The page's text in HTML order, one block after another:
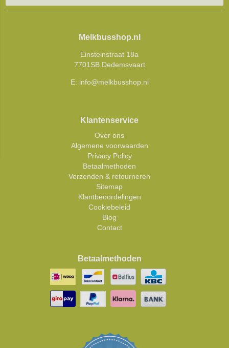
Melkbusshop.nl
Einsteinstraat 18a
7701SB Dedemsvaart
E: info@melkbusshop.nl
Klantenservice
Over ons
Algemene voorwaarden
Privacy Policy
Betaalmethoden
Verzenden & retourneren
Sitemap
Klantbeoordelingen
Cookiebeleid
Blog
Contact
Betaalmethoden